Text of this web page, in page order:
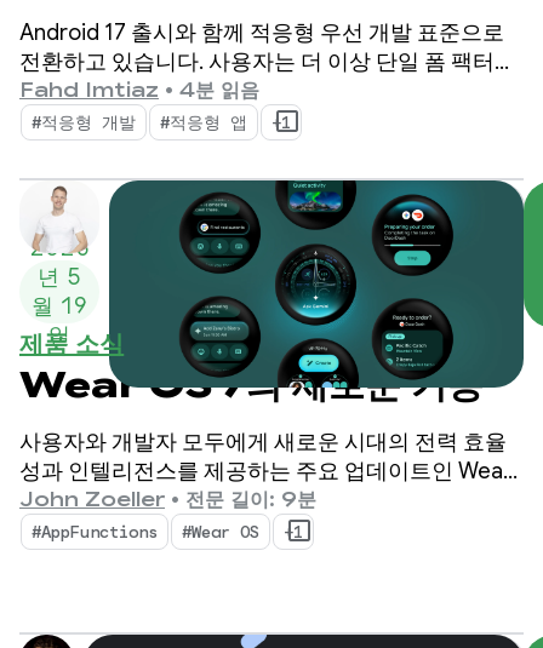
Android 17 출시와 함께 적응형 우선 개발 표준으로
전환하고 있습니다. 사용자는 더 이상 단일 폼 팩터에
의존하지 않고 하루 종일 휴대전화, 폴더블, 태블릿,
노트북, 자동차 디스플레이, 몰입형 XR 환경 간에 전
환합니다.
Fahd Imtiaz • 4분 읽음
#적응형 개발 #적응형 앱 +1
2026
년 5
월 19
일
제품 소식
Wear OS 7의 새로운 기능
사용자와 개발자 모두에게 새로운 시대의 전력 효율
성과 인텔리전스를 제공하는 주요 업데이트인 Wear
OS 7을 소개하게 되어 기쁩니다.
John Zoeller • 전문 길이: 9분
#AppFunctions #Wear OS +1